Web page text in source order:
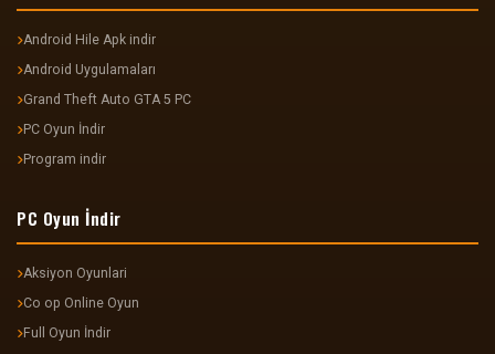
Android Hile Apk indir
Android Uygulamaları
Grand Theft Auto GTA 5 PC
PC Oyun İndir
Program indir
PC Oyun İndir
Aksiyon Oyunlari
Co op Online Oyun
Full Oyun İndir